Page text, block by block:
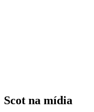
Scot na mídia